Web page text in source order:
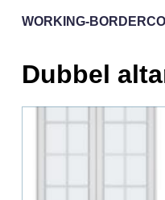
WORKING-
Dubbel